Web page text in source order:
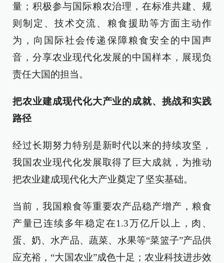
量；积极参与国际粮农治理，在标准共建、规
则制定、技术交流、粮食援助等方面主动作
为，向国际社会传递保障粮食安全的中国声
音，分享农业现代化发展的中国样本，展现负
责任大国的担当。
把农业建成现代化大产业的成就、挑战和实践
路径
经过长期努力特别是新时代以来的持续攻坚，
我国农业现代化发展取得了巨大成就，为推动
把农业建成现代化大产业奠定了坚实基础。
当前，我国粮食等重要农产品稳产增产，粮食
产量已连续多年稳定在1.3万亿斤以上，肉、
蛋、奶、水产品、蔬菜、水果等“菜篮子”产品供
应充裕，“大国农业”成色十足；农业科技进步效